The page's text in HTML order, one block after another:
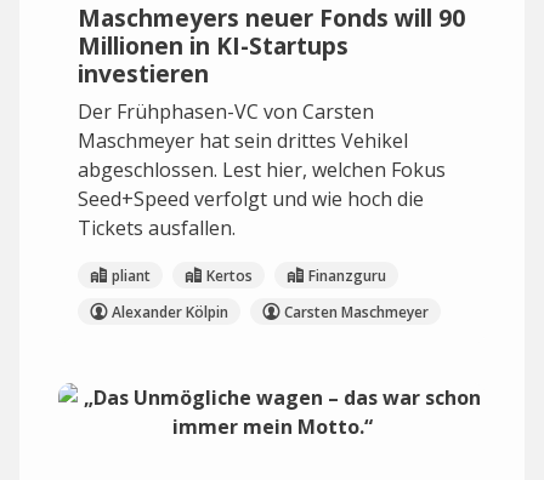
Maschmeyers neuer Fonds will 90
Millionen in KI-Startups
investieren
Der Frühphasen-VC von Carsten
Maschmeyer hat sein drittes Vehikel
abgeschlossen. Lest hier, welchen Fokus
Seed+Speed verfolgt und wie hoch die
Tickets ausfallen.
pliant Kertos
Finanzguru
Alexander Kölpin
Carsten Maschmeyer